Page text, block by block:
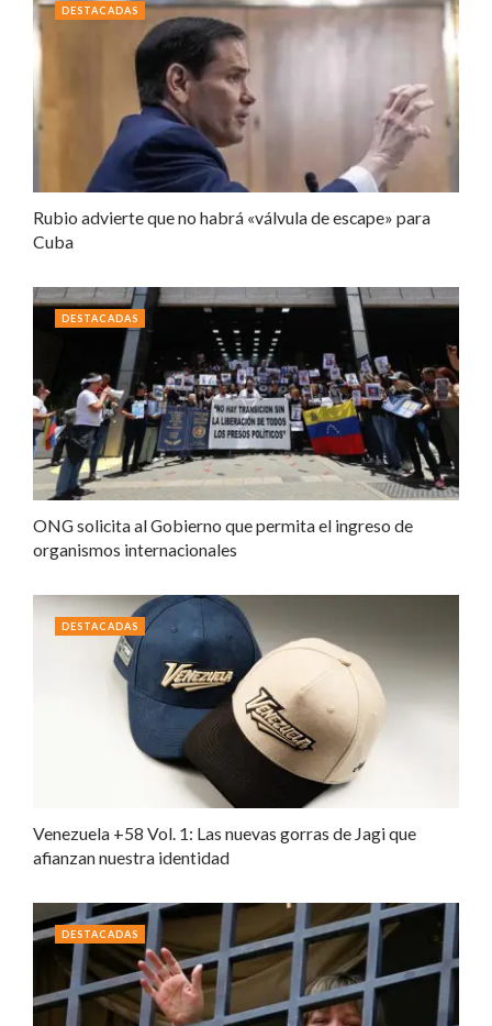
Rubio advierte que no habrá «válvula de escape» para
Cuba
DESTACADAS
ONG solicita al Gobierno que permita el ingreso de
organismos internacionales
DESTACADAS
Venezuela +58 Vol. 1: Las nuevas gorras de Jagi que
afianzan nuestra identidad
DESTACADAS
DESTACADAS